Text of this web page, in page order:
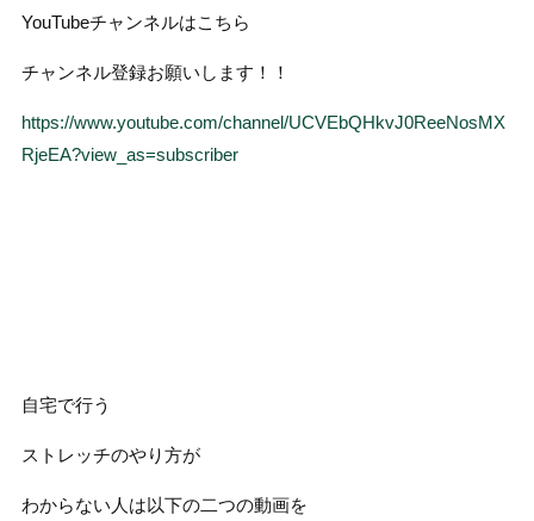
YouTubeチャンネルはこちら
チャンネル登録お願いします！！
https://www.youtube.com/channel/UCVEbQHkvJ0ReeNosMX
RjeEA?view_as=subscriber
自宅で行う
ストレッチのやり方が
わからない人は以下の二つの動画を